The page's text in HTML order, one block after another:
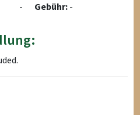
- Gebühr: -